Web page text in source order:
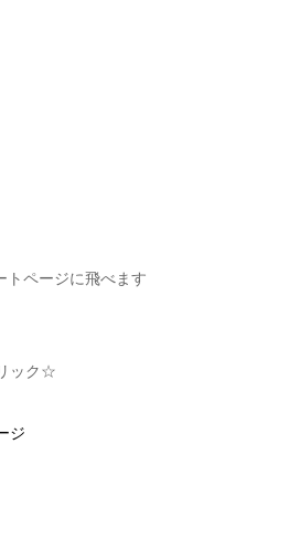
トページに飛べます
ック☆
ジ